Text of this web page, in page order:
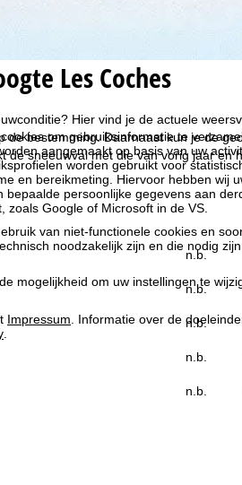
om gebruiksinformatie te
aangemaakt op basis van uw
worden gebruikt voor
en bereikmeting. Hiervoor hebben wij
persoonlijke gegevens aan
Google of Microsoft in de VS.
van niet-functionele cookies en
noodzakelijk zijn en die nodig
mogelijkheid om uw instellingen te
Impressum. Informatie over de
.
Les Coches
Hier vind je de actuele
de bestemming. Daarnaast kun je de
de sneeuwval met die van vorig jaar en
n.b.
n.b.
n.b.
n.b.
n.b.